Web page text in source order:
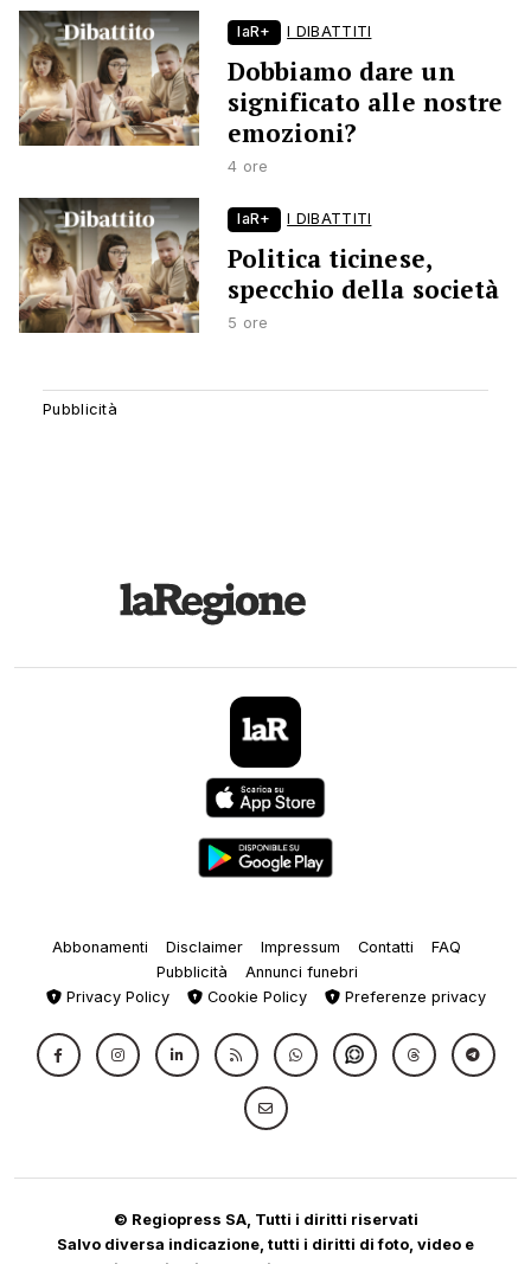
laR+ I DIBATTITI
Dobbiamo dare un
significato alle nostre
emozioni?
4 ore
laR+ I DIBATTITI
Politica ticinese,
specchio della società
5 ore
Abbonamenti Disclaimer Impressum Contatti
FAQ
Pubblicità
Annunci funebri
Privacy Policy
Cookie Policy Preferenze privacy
© Regiopress SA, Tutti i diritti riservati
Salvo diversa indicazione, tutti i diritti di foto, video e